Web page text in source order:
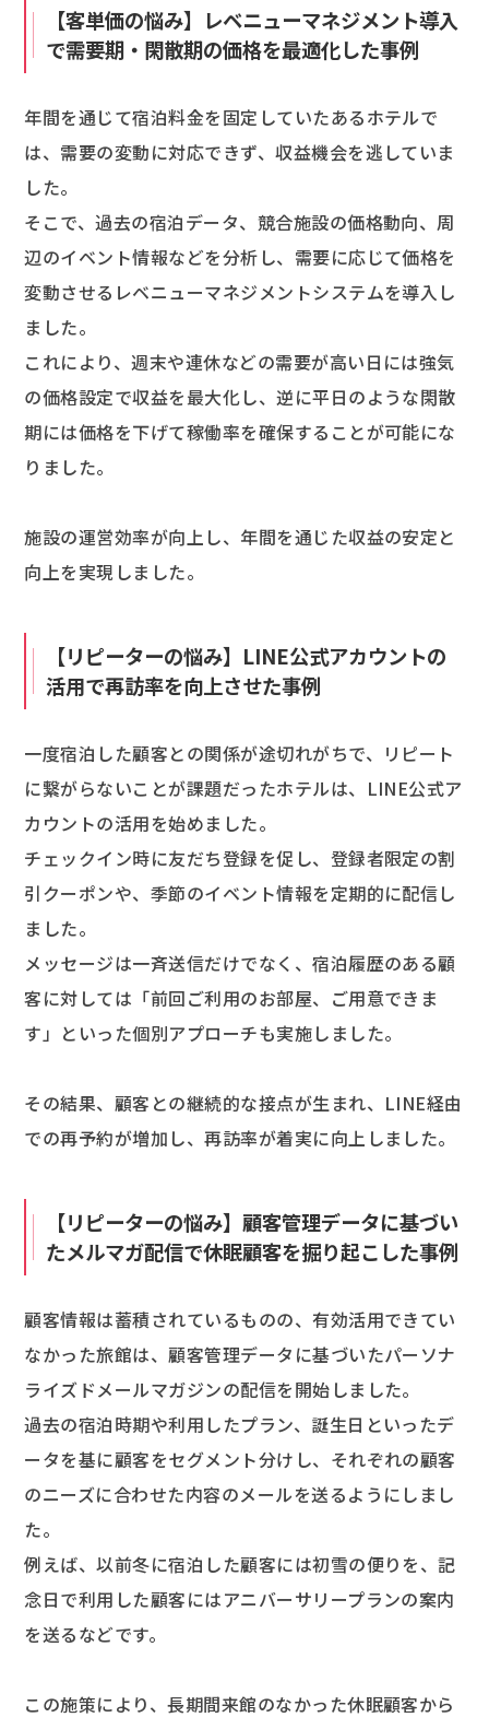
【客単価の悩み】レベニューマネジメント導入
で需要期・閑散期の価格を最適化した事例
年間を通じて宿泊料金を固定していたあるホテルで
は、需要の変動に対応できず、収益機会を逃していま
した。
そこで、過去の宿泊データ、競合施設の価格動向、周
辺のイベント情報などを分析し、需要に応じて価格を
変動させるレベニューマネジメントシステムを導入し
ました。
これにより、週末や連休などの需要が高い日には強気
の価格設定で収益を最大化し、逆に平日のような閑散
期には価格を下げて稼働率を確保することが可能にな
りました。
施設の運営効率が向上し、年間を通じた収益の安定と
向上を実現しました。
【リピーターの悩み】LINE公式アカウントの
活用で再訪率を向上させた事例
一度宿泊した顧客との関係が途切れがちで、リピート
に繋がらないことが課題だったホテルは、LINE公式ア
カウントの活用を始めました。
チェックイン時に友だち登録を促し、登録者限定の割
引クーポンや、季節のイベント情報を定期的に配信し
ました。
メッセージは一斉送信だけでなく、宿泊履歴のある顧
客に対しては「前回ご利用のお部屋、ご用意できま
す」といった個別アプローチも実施しました。
その結果、顧客との継続的な接点が生まれ、LINE経由
での再予約が増加し、再訪率が着実に向上しました。
【リピーターの悩み】顧客管理データに基づい
たメルマガ配信で休眠顧客を掘り起こした事例
顧客情報は蓄積されているものの、有効活用できてい
なかった旅館は、顧客管理データに基づいたパーソナ
ライズドメールマガジンの配信を開始しました。
過去の宿泊時期や利用したプラン、誕生日といったデ
ータを基に顧客をセグメント分けし、それぞれの顧客
のニーズに合わせた内容のメールを送るようにしまし
た。
例えば、以前冬に宿泊した顧客には初雪の便りを、記
念日で利用した顧客にはアニバーサリープランの案内
を送るなどです。
この施策により、長期間来館のなかった休眠顧客から